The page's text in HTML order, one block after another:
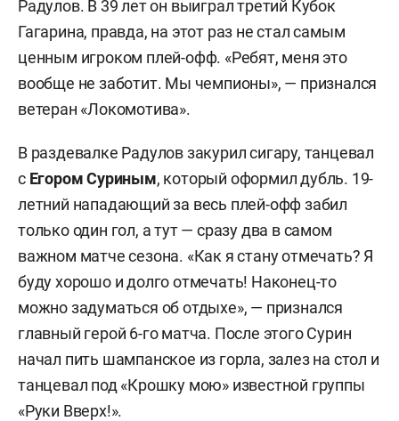
Радулов. В 39 лет он выиграл третий Кубок
Гагарина, правда, на этот раз не стал самым
ценным игроком плей-офф. «Ребят, меня это
вообще не заботит. Мы чемпионы», — признался
ветеран «Локомотива».
В раздевалке Радулов закурил сигару, танцевал
с Егором Суриным, который оформил дубль. 19-
летний нападающий за весь плей-офф забил
только один гол, а тут — сразу два в самом
важном матче сезона. «Как я стану отмечать? Я
буду хорошо и долго отмечать! Наконец-то
можно задуматься об отдыхе», — признался
главный герой 6-го матча. После этого Сурин
начал пить шампанское из горла, залез на стол и
танцевал под «Крошку мою» известной группы
«Руки Вверх!».